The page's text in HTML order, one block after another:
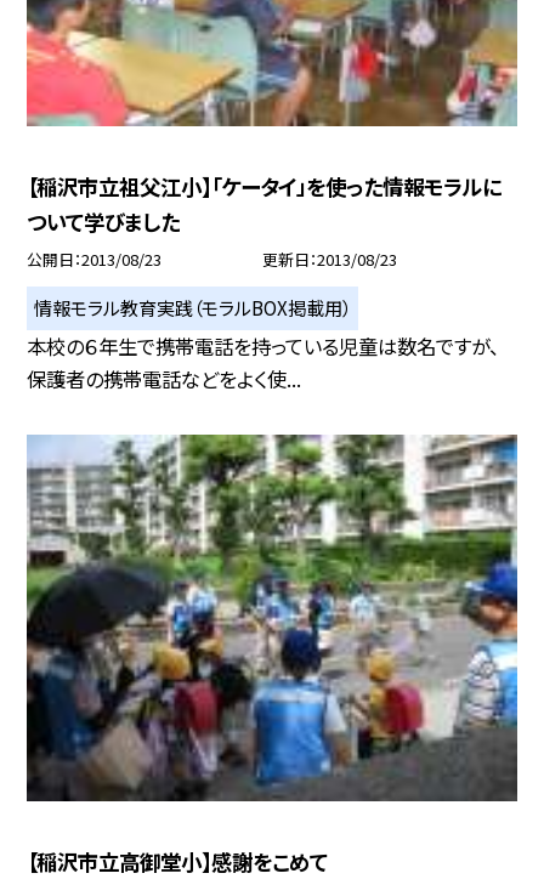
【稲沢市立祖父江小】「ケータイ」を使った情報モラルに
ついて学びました
公開日 2013/08/23 更新日 2013/08/23
情報モラル教育実践（モラルBOX掲載用）
本校の６年生で携帯電話を持っている児童は数名ですが、
保護者の携帯電話などをよく使...
【稲沢市立高御堂小】感謝をこめて